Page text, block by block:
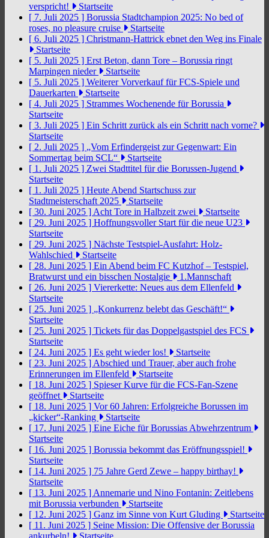
verspricht!
Startseite
[ 7. Juli 2025 ] Borussia Stadtchampion 2025: No bed of
roses, no pleasure cruise
Startseite
[ 6. Juli 2025 ] Christmann-Hattrick ebnet den Weg ins Finale
Startseite
[ 5. Juli 2025 ] Erst Beton, dann Tore – Borussia ringt
Marpingen nieder
Startseite
[ 5. Juli 2025 ] Weiterer Vorverkauf für FCS-Spiele und
Dauerkarten
Startseite
[ 4. Juli 2025 ] Strammes Wochenende für Borussia
Startseite
[ 3. Juli 2025 ] Ein Schritt zurück als ein Schritt nach vorne?
Startseite
[ 2. Juli 2025 ] „Vom Erfindergeist zur Gegenwart: Ein
Sommertag beim SCL“
Startseite
[ 1. Juli 2025 ] Zwei Stadttitel für die Borussen-Jugend
Startseite
[ 1. Juli 2025 ] Heute Abend Startschuss zur
Stadtmeisterschaft 2025
Startseite
[ 30. Juni 2025 ] Acht Tore in Halbzeit zwei
Startseite
[ 29. Juni 2025 ] Hoffnungsvoller Start für die neue U23
Startseite
[ 29. Juni 2025 ] Nächste Testspiel-Ausfahrt: Holz-
Wahlschied
Startseite
[ 28. Juni 2025 ] Ein Abend beim FC Kutzhof – Testspiel,
Bratwurst und ein bisschen Nostalgie
1.Mannschaft
[ 26. Juni 2025 ] Viererkette: Neues aus dem Ellenfeld
Startseite
[ 25. Juni 2025 ] „Konkurrenz belebt das Geschäft!“
Startseite
[ 25. Juni 2025 ] Tickets für das Doppelgastspiel des FCS
Startseite
[ 24. Juni 2025 ] Es geht wieder los!
Startseite
[ 23. Juni 2025 ] Abschied und Trauer, aber auch frohe
Erinnerungen im Ellenfeld
Startseite
[ 18. Juni 2025 ] Spieser Kurve für die FCS-Fan-Szene
geöffnet
Startseite
[ 18. Juni 2025 ] Vor 60 Jahren: Erfolgreiche Borussen im
„kicker“-Ranking
Startseite
[ 17. Juni 2025 ] Eine Eiche für Borussias Abwehrzentrum
Startseite
[ 16. Juni 2025 ] Borussia bekommt das Eröffnungsspiel!
Startseite
[ 14. Juni 2025 ] 75 Jahre Gerd Zewe – happy birthay!
Startseite
[ 13. Juni 2025 ] Annemarie und Nino Fontanin: Zeitlebens
mit Borussia verbunden
Startseite
[ 12. Juni 2025 ] Ganz im Sinne von Kurt Gluding
Startseite
[ 11. Juni 2025 ] Seine Mission: Die Offensive der Borussia
ankurbeln!
Startseite